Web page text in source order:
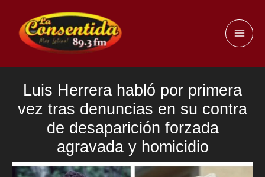
contenido
Luis Herrera habló por primera
vez tras denuncias en su contra
de desaparición forzada
agravada y homicidio